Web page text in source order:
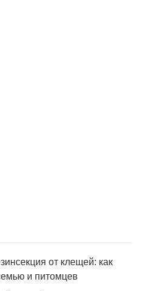
от клещей: как
и питомцев